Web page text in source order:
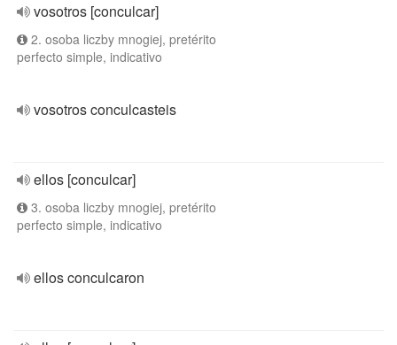
vosotros [conculcar]
2. osoba liczby mnogiej, pretérito
perfecto simple, indicativo
vosotros conculcasteis
ellos [conculcar]
3. osoba liczby mnogiej, pretérito
perfecto simple, indicativo
ellos conculcaron